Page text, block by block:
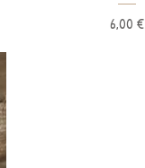
Prix
6,00 €